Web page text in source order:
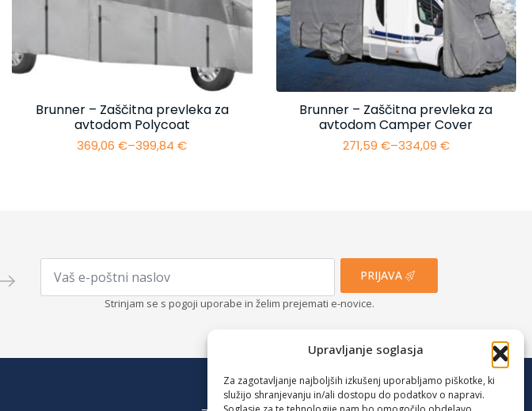
Upravljanje soglasja
Za zagotavljanje najboljših izkušenj uporabljamo piškotke, ki
služijo shranjevanju in/ali dostopu do podatkov o napravi.
Brunner – Zaščitna prevleka za
avtodom Polycoat
369,06€–399,84€
Cenovni
Brunner – Zaščitna prevleka za
avtodom Camper Cover
271,59 €–334,09 €
Cenovni
Email
PRIJAVA
Strinjam se s pogoji uporabe in želim prejemati e-novice.